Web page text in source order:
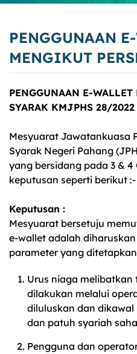
PENGGUNAAN
MENGIKUT
PENGGUNAAN E-
SYARAK KMJPHS 28/2022
Mesyuarat Jawatankuasa
Syarak Negeri Pahang
yang bersidang pada 3 &
keputusan seperti berikut :-
Keputusan :
Mesyuarat bersetuju
e-wallet adalah
parameter yang
Urus niaga
dilakukan melalui
diluluskan dan
dan patuh syariah
Pengguna dan